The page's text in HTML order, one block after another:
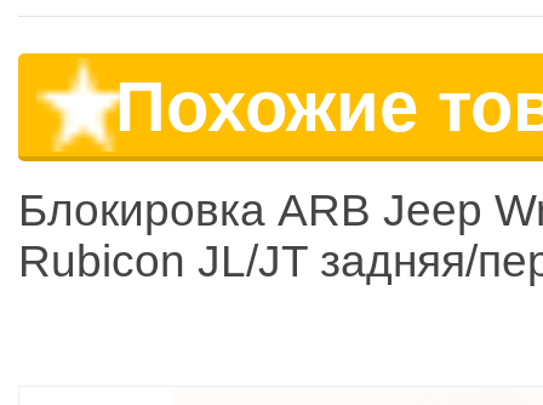
Похожие
Блокировка ARB Jeep
Rubicon JL/JT задняя/